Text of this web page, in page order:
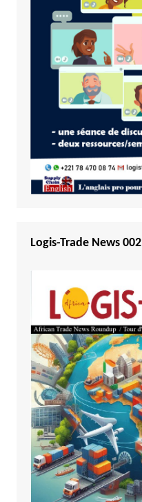
Logis-Trade News 002